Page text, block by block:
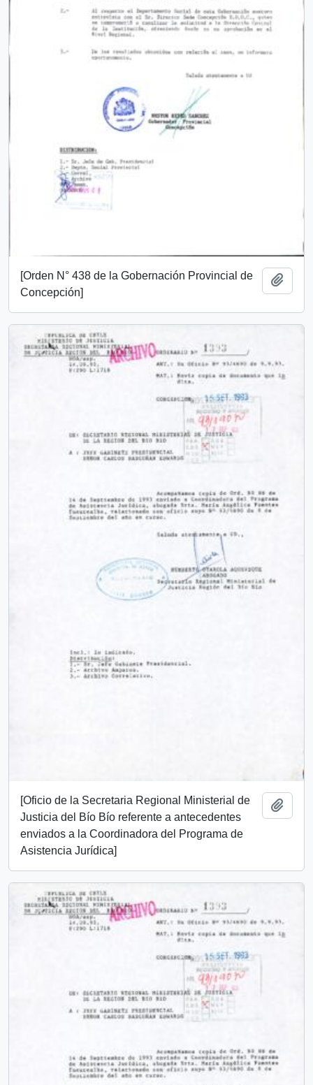
[Orden N° 438 de la Gobernación Provincial de
Concepción]
[Oficio de la Secretaria Regional Ministerial de
Justicia del Bío Bío referente a antecedentes
enviados a la Coordinadora del Programa de
Asistencia Jurídica]